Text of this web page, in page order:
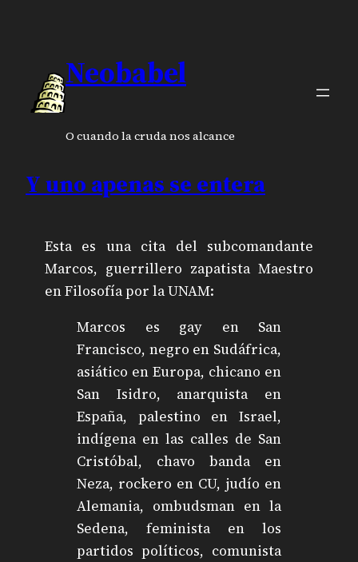
Neobabel
O cuando la cruda nos alcance
Y uno apenas se entera
Esta es una cita del subcomandante
Marcos, guerrillero zapatista Maestro
en Filosofía por la UNAM:
Marcos es gay en San
Francisco, negro en Sudáfrica,
asiático en Europa, chicano en
San Isidro, anarquista en
España, palestino en Israel,
indígena en las calles de San
Cristóbal, chavo banda en
Neza, rockero en CU, judío en
Alemania, ombudsman en la
Sedena, feminista en los
partidos políticos, comunista